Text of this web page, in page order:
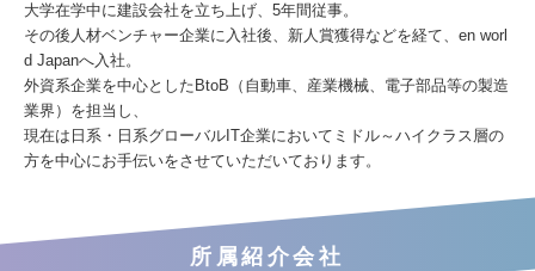
大学在学中に建設会社を立ち上げ、5年間従事。
その後人材ベンチャー企業に入社後、新人賞獲得などを経て、en worl
d Japanへ入社。
外資系企業を中心としたBtoB（自動車、産業機械、電子部品等の製造
業界）を担当し、
現在は日系・日系グローバルIT企業においてミドル～ハイクラス層の
方を中心にお手伝いをさせていただいております。
所属紹介会社